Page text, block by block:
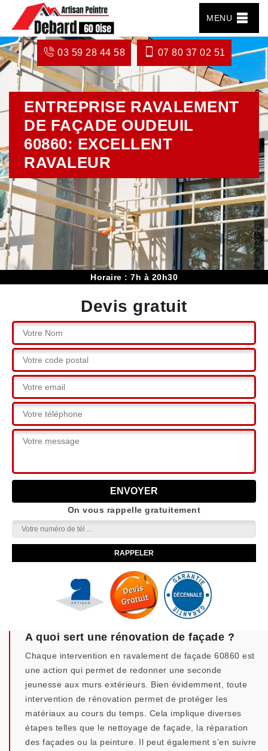
MENU
03 59 28 44 58 07 80 37 02 51
ENTREPRISE RAVALEMENT
DE FAÇADE OUDEUIL
60860: EXCELLENT
RAVALEUR
Horaire : 7h à 20h30
Devis gratuit
On vous rappelle gratuitement
A quoi sert une rénovation de façade ?
Chaque intervention en ravalement de façade 60860 est
une action qui permet de redonner une seconde
jeunesse aux murs extérieurs. Bien évidemment, toute
intervention de rénovation permet de protéger les
matériaux au cours du temps. Cela implique diverses
étapes telles que le nettoyage de façade, la réparation
des façades ou la peinture. Il peut également s’en suivre